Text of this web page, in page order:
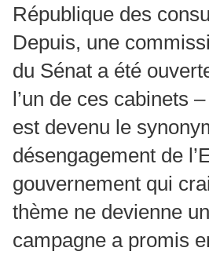
République des
Depuis, une
du Sénat a été
l’un de ces cabinets
est devenu le
désengagement de
gouvernement qui
thème ne devienne
campagne a promis